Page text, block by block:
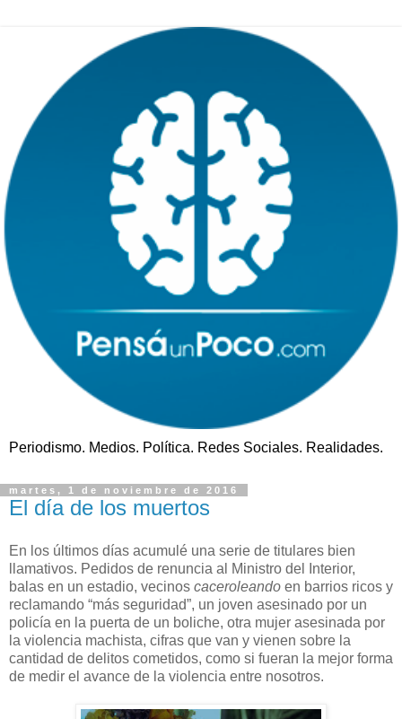
Periodismo. Medios. Política. Redes Sociales. Realidades.
martes, 1 de noviembre de 2016
El día de los muertos
En los últimos días acumulé una serie de titulares bien
llamativos. Pedidos de renuncia al Ministro del Interior,
balas en un estadio, vecinos caceroleando en barrios ricos y
reclamando “más seguridad”, un joven asesinado por un
policía en la puerta de un boliche, otra mujer asesinada por
la violencia machista, cifras que van y vienen sobre la
cantidad de delitos cometidos, como si fueran la mejor forma
de medir el avance de la violencia entre nosotros.